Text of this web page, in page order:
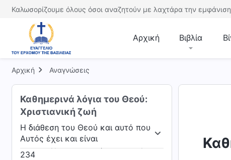
Καλωσορίζουμε όλους όσοι αναζητούν με λαχτάρα την
Αρχική Βιβλία
Αρχική Αναγνώσεις
Καθημερινά λόγια του Θεού:
Χριστιανική ζωή
Η διάθεση του Θεού και αυτό που
Αυτός έχει και είναι
Θεού Η διάθεση του Θεού και αυτό που Αυτός
Καθημερινά λόγια του Θεού: Η
διάθεση του Θεού και αυτό που
Αυτός έχει και είναι | Απόσπασμα
232
Καθημερινά λόγια του Θεού: Η
διάθεση του Θεού και αυτό που
Αυτός έχει και είναι | Απόσπασμα
233
Καθημερινά λόγια του Θεού: Η
διάθεση του Θεού και αυτό που
Αυτός έχει και είναι | Απόσπασμα
234